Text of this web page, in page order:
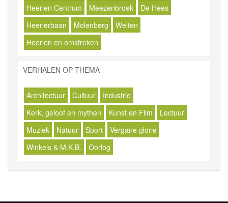
Heerlen Centrum
Meezenbroek
De Hees
Heerlerbaan
Molenberg
Welten
Heerlen en omstreken
VERHALEN OP THEMA
Architectuur Cultuur
Industrie
Kerk, geloof en mythen
Kunst en Film
Lectuur
Muziek
Natuur Sport
Vergane glorie
Winkels & M.K.B.
Oorlog